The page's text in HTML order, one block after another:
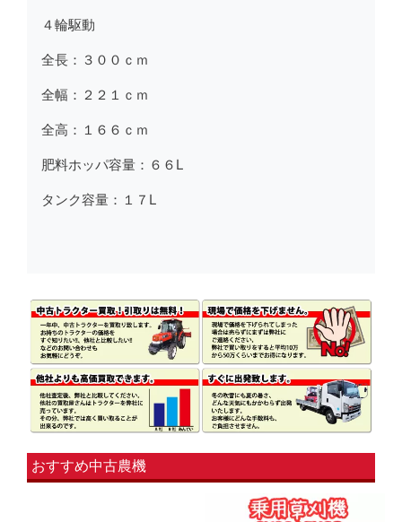
４輪駆動
全長：３００ｃｍ
全幅：２２１ｃｍ
全高：１６６ｃｍ
肥料ホッパ容量：６６L
タンク容量：１７L
おすすめ中古農機